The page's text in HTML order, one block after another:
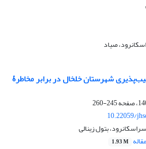
صیاد
شهرستان خلخال در برابر مخاطرۀ
245-260
10.22059/
بتول زینالی
1.93 M